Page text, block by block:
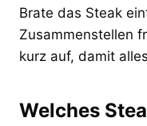
Brate das Steak
Zusammenstellen
kurz auf, damit
Welches